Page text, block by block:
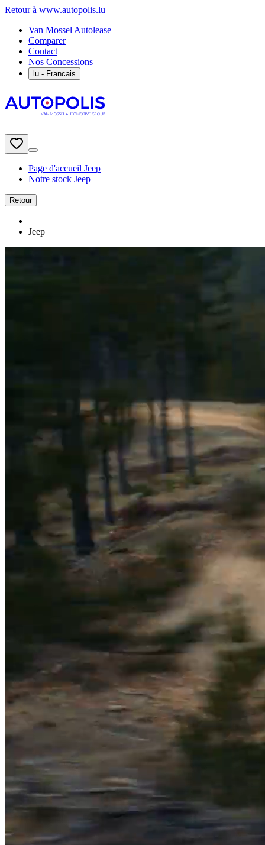
Retour à www.autopolis.lu
Van Mossel Autolease
Comparer
Contact
Nos Concessions
lu - Francais
Page d'accueil Jeep
Notre stock Jeep
Retour
Jeep